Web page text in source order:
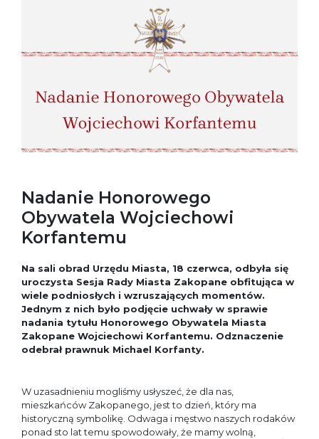
Nadanie Honorowego
Obywatela Wojciechowi
Korfantemu
Na sali obrad Urzędu Miasta, 18 czerwca, odbyła się
uroczysta Sesja Rady Miasta Zakopane obfitująca w
wiele podniosłych i wzruszających momentów.
Jednym z nich było podjęcie uchwały w sprawie
nadania tytułu Honorowego Obywatela Miasta
Zakopane Wojciechowi Korfantemu. Odznaczenie
odebrał prawnuk Michael Korfanty.
W uzasadnieniu mogliśmy usłyszeć, że dla nas,
mieszkańców Zakopanego, jest to dzień, który ma
historyczną symbolikę. Odwaga i męstwo naszych rodaków
ponad sto lat temu spowodowały, że mamy wolną,